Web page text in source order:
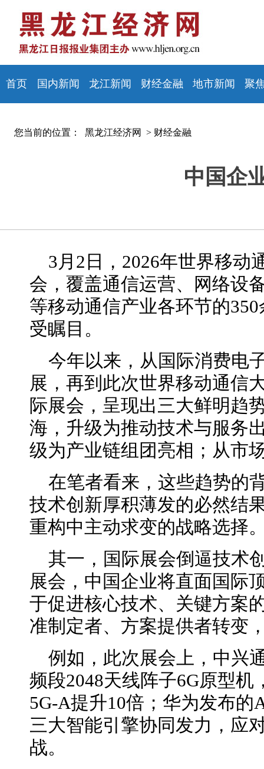
首页 国内新闻 龙江新闻 财经金融 地市新闻 聚
您当前的位置： 黑龙江经济网 > 财经金融
中国企
3月2日，2026年世界移动
会，覆盖通信运营、网络设
等移动通信产业各环节的
受瞩目。
今年以来，从国际消费电
展，再到此次世界移动通信
际展会，呈现出三大鲜明趋
海，升级为推动技术与服务
级为产业链组团亮相；从市
在笔者看来，这些趋势的
技术创新厚积薄发的必然结
重构中主动求变的战略选择
其一，国际展会倒逼技术
展会，中国企业将直面国际
于促进核心技术、关键方案
准制定者、方案提供者转变
例如，此次展会上，中兴
频段2048天线阵子6G原型
5G-A提升10倍；华为发布的
三大智能引擎协同发力，应
战。